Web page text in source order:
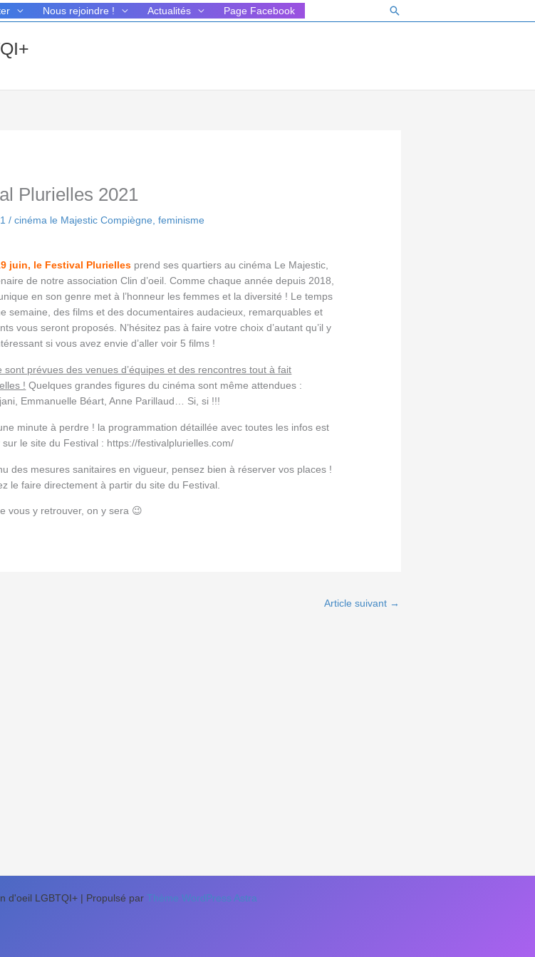
Nous rejoindre ! Actualités Page Facebook Rechercher
Plurielles 2021
/cinéma le Majestic Compiègne ,feminisme
juin, le Festival Plurielles prend ses quartiers au cinéma Le Majestic,
de notre association Clin d’oeil. Comme chaque année depuis 2018,
en son genre met à l’honneur les femmes et la diversité ! Le temps
semaine, des films et des documentaires audacieux, remarquables et
vous seront proposés. N’hésitez pas à faire votre choix d’autant qu’il y
si vous avez envie d’aller voir 5 films !
sont prévues des venues d’équipes et des rencontres tout à fait
! Quelques grandes figures du cinéma sont même attendues :
Emmanuelle Béart, Anne Parillaud… Si, si !!!
minute à perdre ! la programmation détaillée avec toutes les infos est
le site du Festival : https://festivalplurielles.com/
des mesures sanitaires en vigueur, pensez bien à réserver vos places !
le faire directement à partir du site du Festival.
vous y retrouver, on y sera 😉
Article suivant →
d'oeil LGBTQI+ | Propulsé par Thème WordPress Astra